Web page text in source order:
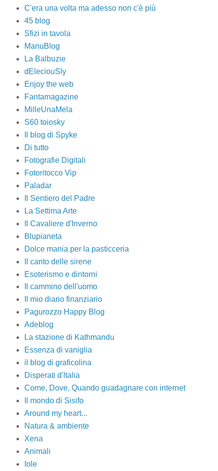
C'era una volta ma adesso non c'è più
45 blog
Sfizi in tavola
ManuBlog
La Balbuzie
dEleciouSly
Enjoy the web
Fantamagazine
MilleUnaMela
S60 toiosky
Il blog di Spyke
Di tutto
Fotografie Digitali
Fotoritocco Vip
Paladar
Il Sentiero del Padre
La Settima Arte
Il Cavaliere d'Inverno
Blupianeta
Dolce mania per la pasticceria
Il canto delle sirene
Esoterismo e dintorni
Il cammino dell'uomo
Il mio diario finanziario
Pagurozzo Happy Blog
Adeblog
La stazione di Kathmandu
Essenza di vaniglia
il blog di graficolina
Disperati d'Italia
Come, Dove, Quando guadagnare con internet
Il mondo di Sisifo
Around my heart...
Natura & ambiente
Xena
Animali
Iole